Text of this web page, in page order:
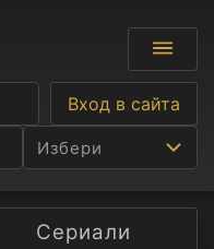
Избери
Ф
Вход в сайта
Сериали